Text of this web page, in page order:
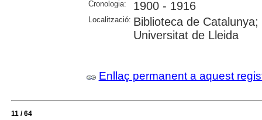
Cronologia: 1900 - 1916
Localització: Biblioteca de
Universitat de Lleida
Enllaç permanent a aquest
11 / 64